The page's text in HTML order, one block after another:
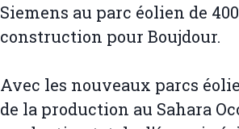
Siemens au parc éolien de
construction pour Boujdour.
Avec les nouveaux parcs
de la production au Sahara